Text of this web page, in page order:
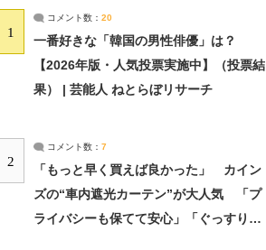
1
コメント数： 20
一番好きな「韓国の男性俳優」は？
【2026年版・人気投票実施中】（投票結
果） | 芸能人 ねとらぼリサーチ
2
コメント数： 7
「もっと早く買えば良かった」 カイン
ズの“車内遮光カーテン”が大人気 「プ
ライバシーも保てて安心」「ぐっすり眠